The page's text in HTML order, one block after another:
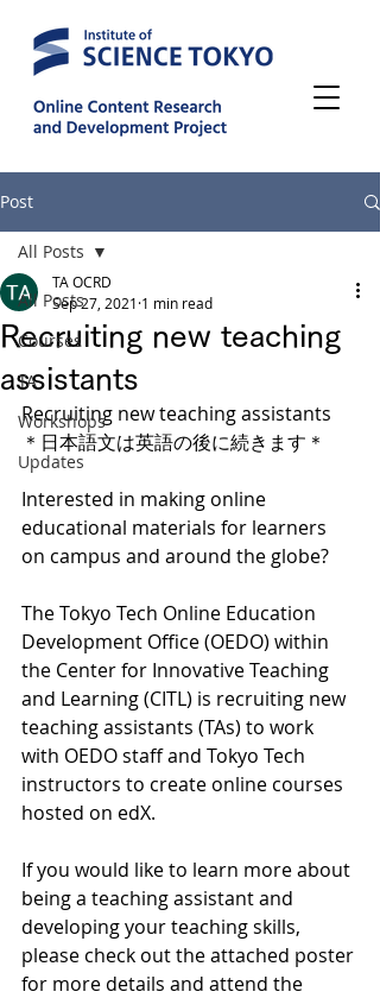
Post
All Posts
Courses
TA
Workshops
Updates
All Posts
Recruiting new teaching
assistants
TA OCRD
Sep 27, 2021 1 min read
Recruiting new teaching assistants
＊日本語文は英語の後に続きます＊
Interested in making online
educational materials for learners
on campus and around the globe?
The Tokyo Tech Online Education
Development Office (OEDO) within
the Center for Innovative Teaching
and Learning (CITL) is recruiting new
teaching assistants (TAs) to work
with OEDO staff and Tokyo Tech
instructors to create online courses
hosted on edX.
If you would like to learn more about
being a teaching assistant and
developing your teaching skills,
please check out the attached poster
for more details and attend the